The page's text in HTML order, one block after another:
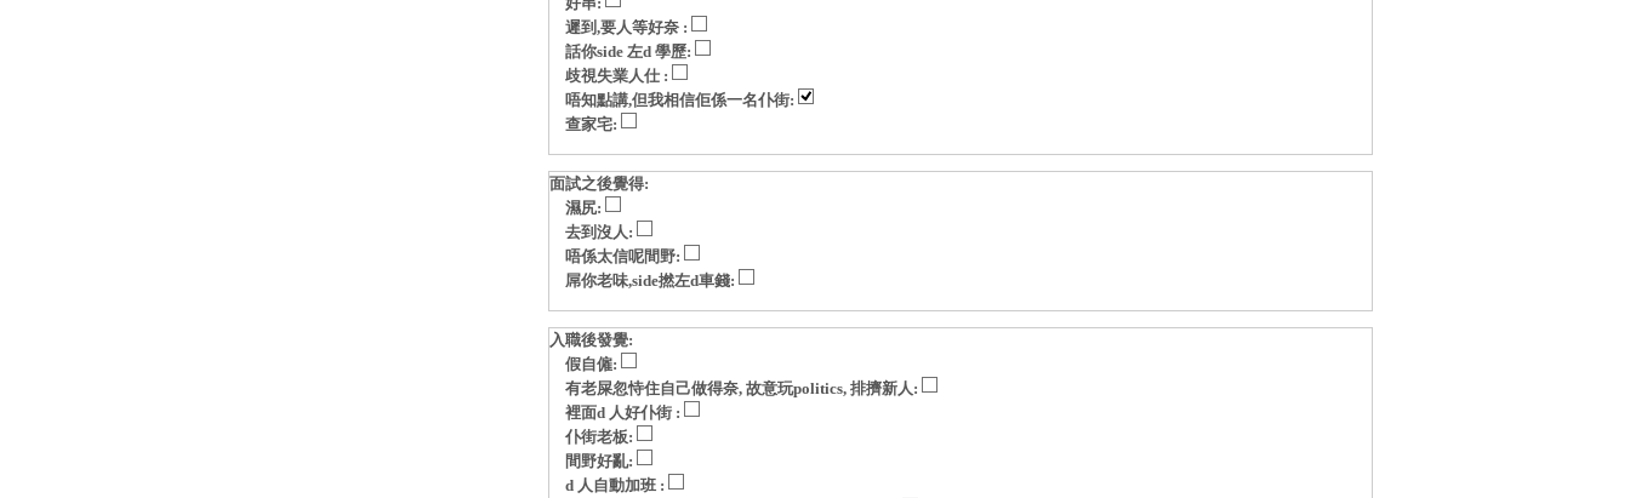
好串:
遲到,要人等好奈 :
話你side 左d 學歷:
歧視失業人仕 :
唔知點講,但我相信佢係一名仆街:
查家宅:
面試之後覺得:
濕尻:
去到沒人:
唔係太信呢間野:
屌你老味,side撚左d車錢:
入職後發覺:
假自僱:
有老屎忽恃住自己做得奈, 故意玩politics, 排擠新人:
裡面d 人好仆街 :
仆街老板:
間野好亂:
d 人自動加班 :